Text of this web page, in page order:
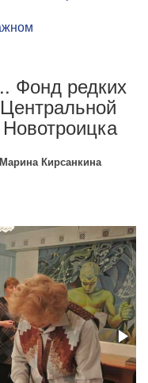
Фонд редких
Марина Кирсанкина